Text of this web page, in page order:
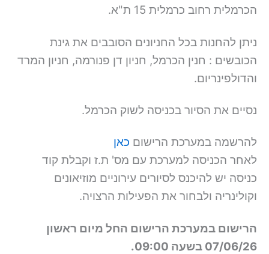
הכרמלית רחוב כרמלית 15 ת"א.
ניתן להחנות בכל החניונים הסובבים את גינת
הכובשים : חנין הכרמל, חניון דן פנורמה, חניון המרד
והדולפינריום.
נסיים את הסיור בכניסה לשוק הכרמל.
להרשמה במערכת הרישום כאן
לאחר הכניסה למערכת עם מס' ת.ז וקבלת קוד
כניסה יש להיכנס לסיורים עירוניים מוזיאונים
וקולינריה ולבחור את הפעילות הרצויה.
הרישום במערכת הרישום החל מיום ראשון
07/06/26 בשעה 09:00.